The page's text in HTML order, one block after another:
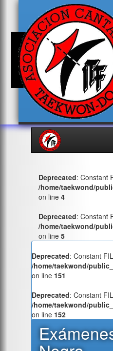
Deprecated: Constant
/home/taekwond/
on line 4
Deprecated: Constant
/home/taekwond/
on line 5
Deprecated: Constant
/home/taekwond/
on line 151
Deprecated: Constant
/home/taekwond/
on line 152